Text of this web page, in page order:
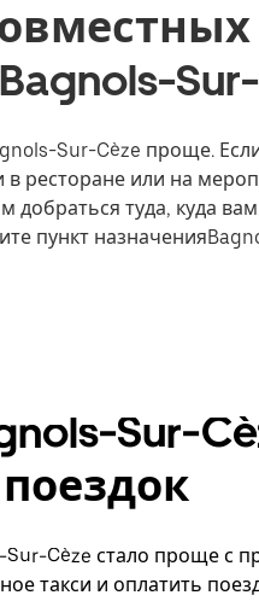
Sur-Cèze проще.
в ресторане или на
добраться туда, куда
пункт
Sur-
Sur-Cèze стало проще с
такси и оплатить